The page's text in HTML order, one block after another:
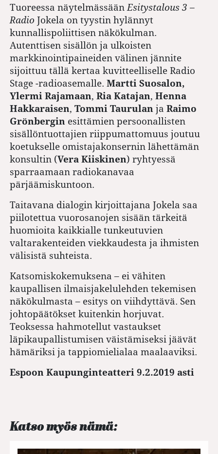
Tuoreessa näytelmässään Esitys­talous 3 –
Radio Jokela on tyystin hylännyt
kunnallispoliittisen näkökulman.
Autenttisen sisällön ja ulkoisten
markkinointipaineiden välinen jännite
sijoittuu tällä kertaa kuvitteelliselle Radio
Stage -radioasemalle. Martti Suosalon,
Ylermi Rajamaan, Ria ­Katajan, Henna
Hakkaraisen, Tommi Taurulan ja Raimo
Grönbergin esittämien persoonallisten
sisällöntuottajien riippumattomuus joutuu
koetukselle omistajakonsernin lähettämän
konsultin (Vera Kiiskinen) ryhtyessä
sparraamaan radio­kanavaa
pärjäämiskuntoon.
Taitavana dialogin kirjoittajana Jokela saa
piilotettua vuorosanojen sisään tärkeitä
huomioita kaikkialle tunkeutuvien
valtarakenteiden viekkaudesta ja ihmisten
välisistä suh­teista.
Katsomiskokemuksena – ei vähiten
kaupallisen ilmaisjakelulehden tekemisen
näkökulmasta – esitys on viihdyttävä. Sen
johtopäätökset kuitenkin horjuvat.
Teoksessa hahmotellut ­vastaukset
läpikaupallistumisen väistämiseksi jäävät
hämäriksi ja tappiomielialaa maalaaviksi.
Espoon Kaupunginteatteri 9.2.2019 asti
Katso myös nämä: